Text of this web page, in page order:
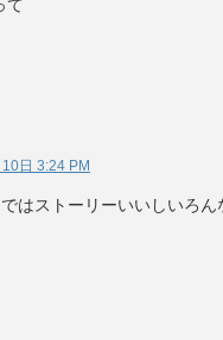
て
日 3:24 PM
はストーリーいいしいろん